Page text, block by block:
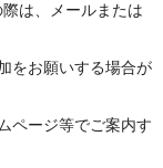
は、メールまたは
をお願いする場合が
ページ等でご案内す